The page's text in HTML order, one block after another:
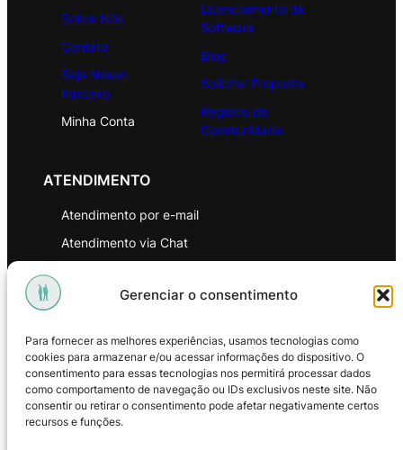
Gerenciar o consentimento
Para fornecer as melhores experiências, usamos tecnologias como
cookies para armazenar e/ou acessar informações do dispositivo. O
consentimento para essas tecnologias nos permitirá processar dados
como comportamento de navegação ou IDs exclusivos neste site. Não
consentir ou retirar o consentimento pode afetar negativamente certos
recursos e funções.
Sobre Nós
Contato
Seja Nosso
Parceiro
Minha Conta
Licenciamento de
Software
Blog
Solicitar Proposta
Registro de
Oportunidade
ATENDIMENTO
Atendimento por e-mail
Atendimento via Chat
Política de Privacidade
Política de Troca e Devoluções
Política de Reembolso